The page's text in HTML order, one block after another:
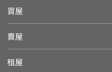
買屋
賣屋
租屋